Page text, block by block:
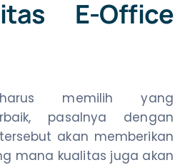
E-Office
memilih yang
pasalnya dengan
akan memberikan
mana kualitas juga akan